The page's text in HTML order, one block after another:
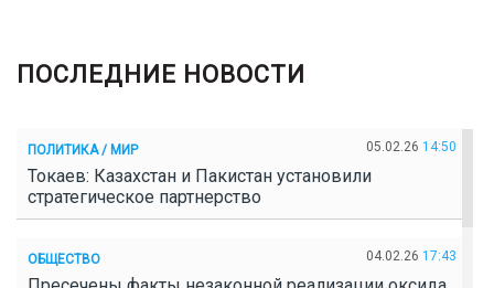
ПОСЛЕДНИЕ НОВОСТИ
ПОЛИТИКА / МИР 05.02.26 14:50
Токаев: Казахстан и Пакистан установили
стратегическое партнерство
ОБЩЕСТВО 04.02.26 17:43